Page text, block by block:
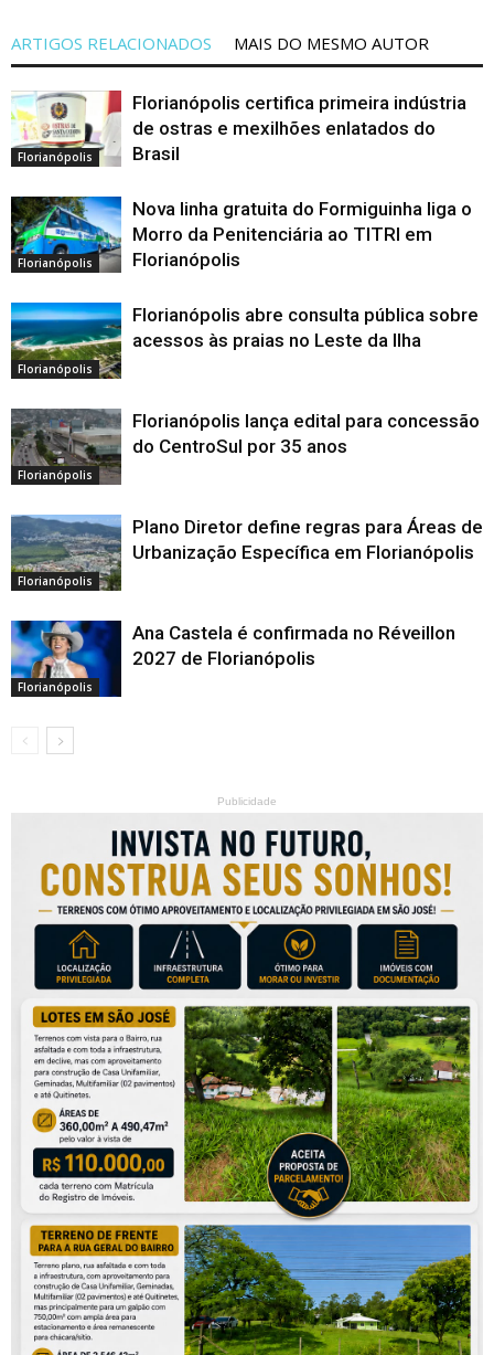
ARTIGOS RELACIONADOS MAIS DO MESMO AUTOR
Florianópolis
Florianópolis certifica primeira indústria
de ostras e mexilhões enlatados do
Brasil
Florianópolis
Nova linha gratuita do Formiguinha liga o
Morro da Penitenciária ao TITRI em
Florianópolis
Florianópolis
Florianópolis abre consulta pública sobre
acessos às praias no Leste da Ilha
Florianópolis
Florianópolis lança edital para concessão
do CentroSul por 35 anos
Florianópolis
Plano Diretor define regras para Áreas de
Urbanização Específica em Florianópolis
Florianópolis
Ana Castela é confirmada no Réveillon
2027 de Florianópolis
Publicidade